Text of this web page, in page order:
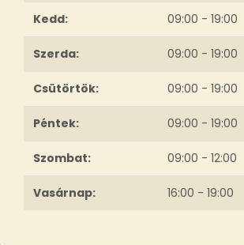
Kedd: 09:00 - 19:00
Szerda: 09:00 - 19:00
Csütörtök: 09:00 - 19:00
Péntek: 09:00 - 19:00
Szombat: 09:00 - 12:00
Vasárnap: 16:00 - 19:00